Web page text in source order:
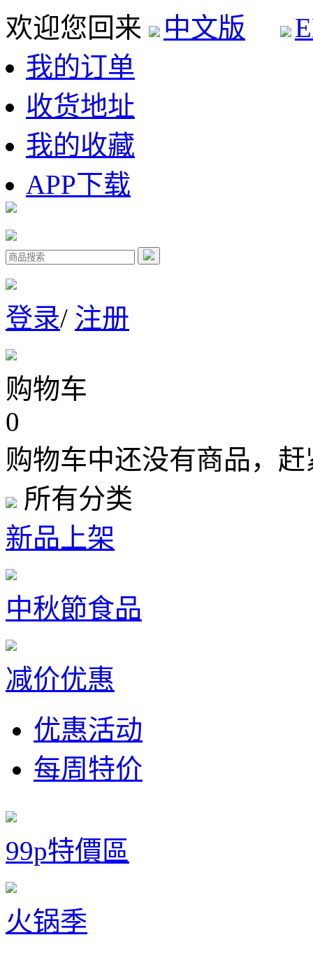
欢迎您回来 中文版
我的订单
收货地址
我的收藏
APP下载
登录/ 注册
购物车
0
购物车中还没有商品，
所有分类
新品上架
中秋節食品
减价优惠
优惠活动
每周特价
99p特價區
火锅季